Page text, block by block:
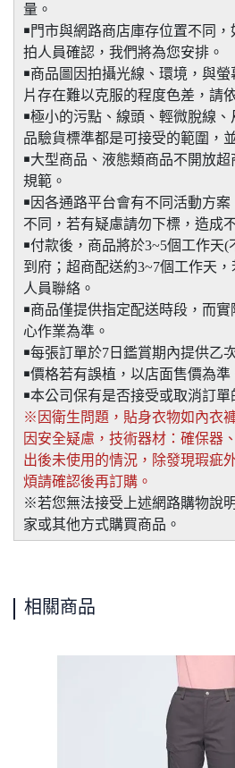
量。
￭門市與網路商店庫存位置不同
拍人員確認，我們將為您安排。
￭商品圖因拍攝光線、環境，與
片存在難以克服的程度色差，請
￭極小的污點、線頭、輕微脫線、
品驗貨標準都是可接受的範圍，
￭大型商品、液態類商品不開放
規範。
￭因各通路平台會有不同活動方
不同，若有疑慮請勿下標，造成
￭付款後，商品將於3~5個工作天
到府；超商配送約3~7個工作天
人員聯絡。
￭商品僅提供指定配送時段，而
心作業為準。
￭每張訂單於7日鑑賞期內提供乙
￭價格若有誤植，以店面售價為準
￭本公司保有是否接受或取消訂單
※因衛生問題，貼身衣物如內衣
因安全疑慮，技術器材：確保器
出後未使用的情況，除發現瑕疵
煩請確認後再訂購。
※若您無法接受上述網路購物說
家或其他方式購買商品。
相關商品